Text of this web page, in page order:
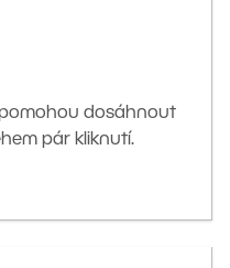
dosáhnout
pár kliknutí.